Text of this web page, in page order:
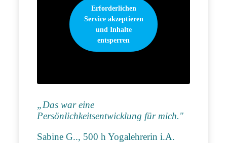
Erforderlichen
Service akzeptieren
und Inhalte
entsperren
„Das war eine
Persönlichkeitsentwicklung für mich."
Sabine G.., 500 h Yogalehrerin i.A.